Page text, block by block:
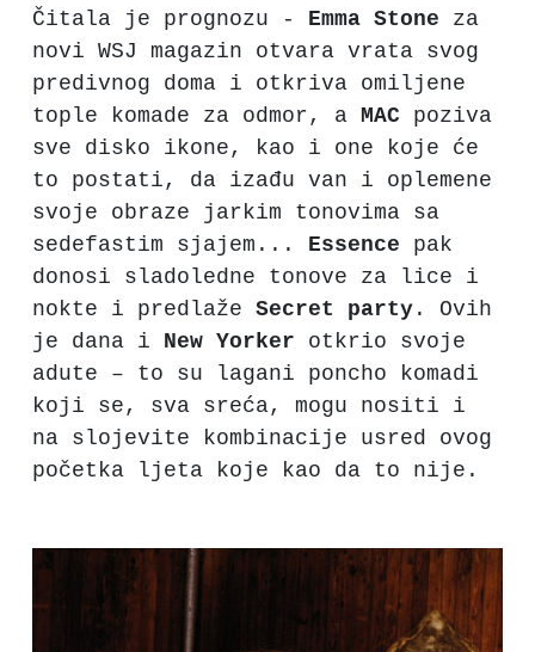
Čitala je prognozu - Emma Stone za
novi WSJ magazin otvara vrata svog
predivnog doma i otkriva omiljene
tople komade za odmor, a MAC poziva
sve disko ikone, kao i one koje će
to postati, da izađu van i oplemene
svoje obraze jarkim tonovima sa
sedefastim sjajem... Essence pak
donosi sladoledne tonove za lice i
nokte i predlaže Secret party . Ovih
je dana i New Yorker otkrio svoje
adute – to su lagani poncho komadi
koji se, sva sreća, mogu nositi i
na slojevite kombinacije usred ovog
početka ljeta koje kao da to nije.